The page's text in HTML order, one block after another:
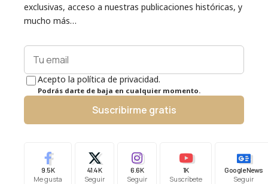
exclusivas, acceso a nuestras publicaciones históricas, y
mucho más…
Acepto la política de privacidad.
Podrás darte de baja en cualquier momento.
Suscribirme gratis
9.5K
Me gusta
41.4K
Seguir
6.6K
Seguir
1K
Suscríbete
Google News
Seguir